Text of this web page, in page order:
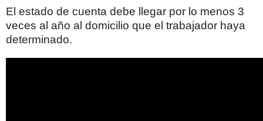
El estado de cuenta debe llegar por lo menos 3
veces al año al domicilio que el trabajador haya
determinado.